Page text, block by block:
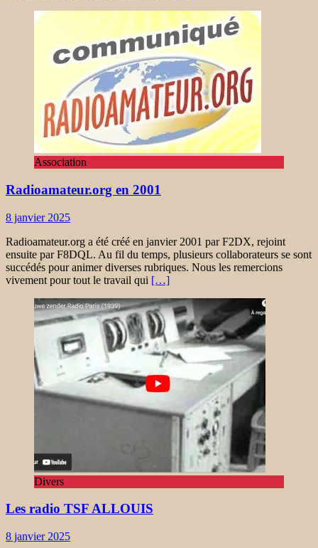
Association
Radioamateur.org en 2001
8 janvier 2025
Radioamateur.org a été créé en janvier 2001 par F2DX, rejoint
ensuite par F8DQL. Au fil du temps, plusieurs collaborateurs se sont
succédés pour animer diverses rubriques. Nous les remercions
vivement pour tout le travail qui […]
Divers
Les radio TSF ALLOUIS
8 janvier 2025